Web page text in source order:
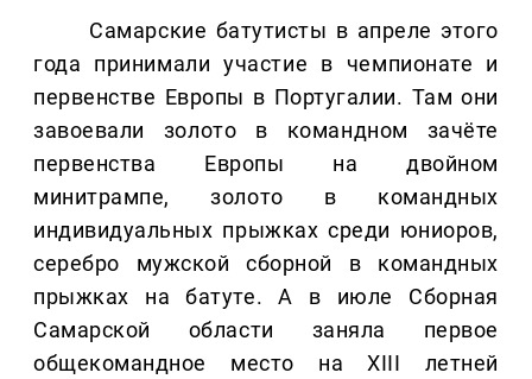
Самарские батутисты в апреле этого
года принимали участие в чемпионате и
первенстве Европы в Португалии. Там они
завоевали золото в командном зачёте
первенства Европы на двойном
минитрампе, золото в командных
индивидуальных прыжках среди юниоров,
серебро мужской сборной в командных
прыжках на батуте. А в июле Сборная
Самарской области заняла первое
общекомандное место на XIII летней